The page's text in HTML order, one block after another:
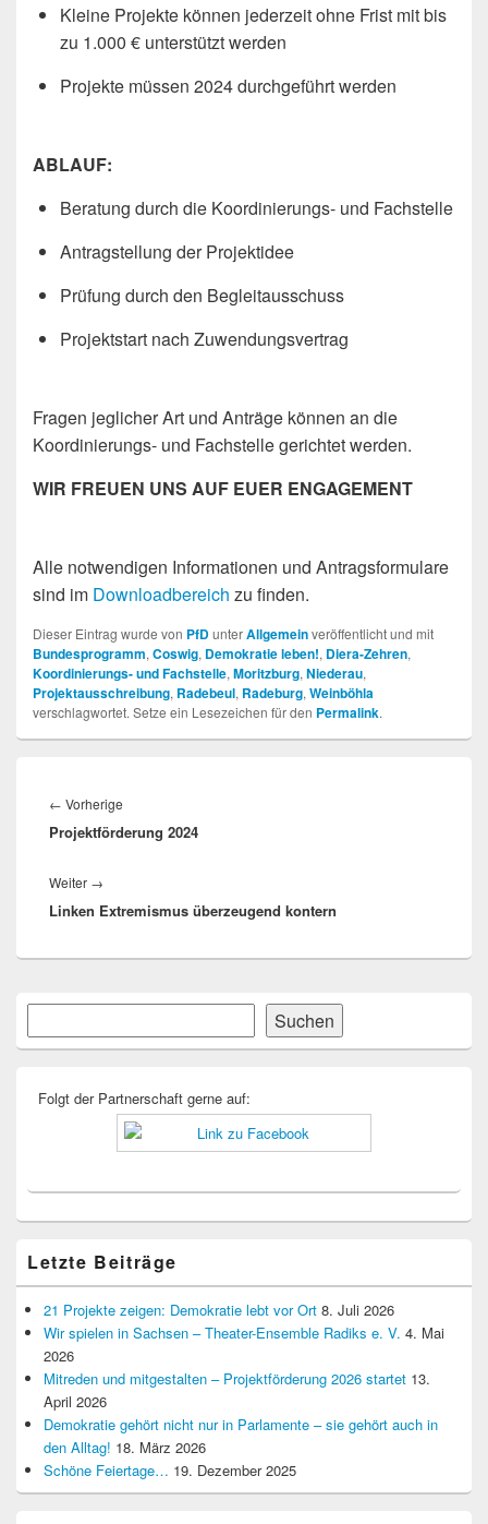
Kleine Projekte können jederzeit ohne Frist mit bis
zu 1.000 € unterstützt werden
Projekte müssen 2024 durchgeführt werden
ABLAUF:
Beratung durch die Koordinierungs- und Fachstelle
Antragstellung der Projektidee
Prüfung durch den Begleitausschuss
Projektstart nach Zuwendungsvertrag
Fragen jeglicher Art und Anträge können an die
Koordinierungs- und Fachstelle gerichtet werden.
WIR FREUEN UNS AUF EUER ENGAGEMENT
Alle notwendigen Informationen und Antragsformulare
sind im Downloadbereich zu finden.
Dieser Eintrag wurde von PfDunterAllgemeinveröffentlicht und mit
Bundesprogramm, Coswig, Demokratie leben!, Diera-Zehren,
Koordinierungs- und Fachstelle, Moritzburg, Niederau,
Projektausschreibung, Radebeul, Radeburg, Weinböhla
verschlagwortet. Setze ein Lesezeichen für den Permalink.
← Vorherige
Beitrag:
Projektförderung 2024
Weiter →
Beitrag:
Linken Extremismus überzeugend kontern
Primärer
Widgetbereich
Suchen
Folgt der Partnerschaft gerne auf:
Letzte Beiträge
21 Projekte zeigen: Demokratie lebt vor Ort 8. Juli 2026
Wir spielen in Sachsen – Theater-Ensemble Radiks e. V. 4. Mai
2026
Mitreden und mitgestalten – Projektförderung 2026 startet 13.
April 2026
Demokratie gehört nicht nur in Parlamente – sie gehört auch in
den Alltag! 18. März 2026
Schöne Feiertage… 19. Dezember 2025